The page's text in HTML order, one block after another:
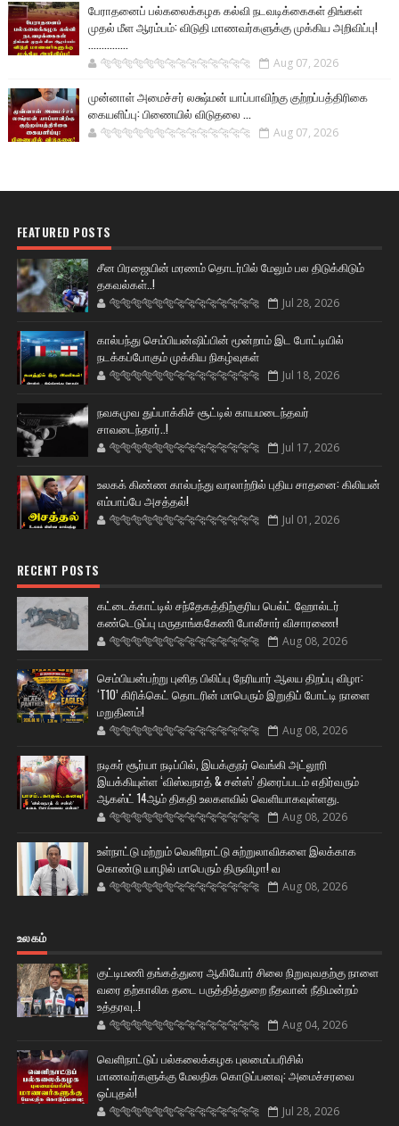
பேராதனைப் பல்கலைக்கழக கல்வி நடவடிக்கைகள் திங்கள்
முதல் மீள ஆரம்பம்: விடுதி மாணவர்களுக்கு முக்கிய அறிவிப்பு!
...............
🐅🐅🐅🐅🐅🐅🐆🐆🐆🐆🐆🐆🐆🐆 Aug 07, 2026
முன்னாள் அமைச்சர் லக்ஷ்மன் யாப்பாவிற்கு குற்றப்பத்திரிகை
கையளிப்பு: பிணையில் விடுதலை ...
🐅🐅🐅🐅🐅🐅🐆🐆🐆🐆🐆🐆🐆🐆 Aug 07, 2026
FEATURED POSTS
சீன பிரஜையின் மரணம் தொடர்பில் மேலும் பல திடுக்கிடும்
தகவல்கள்..!
🐅🐅🐅🐅🐅🐅🐆🐆🐆🐆🐆🐆🐆🐆 Jul 28, 2026
கால்பந்து செம்பியன்ஷிப்பின் மூன்றாம் இட போட்டியில்
நடக்கப்போகும் முக்கிய நிகழ்வுகள்
🐅🐅🐅🐅🐅🐅🐆🐆🐆🐆🐆🐆🐆🐆 Jul 18, 2026
நவகமுவ துப்பாக்கிச் சூட்டில் காயமடைந்தவர்
சாவடைந்தார்..!
🐅🐅🐅🐅🐅🐅🐆🐆🐆🐆🐆🐆🐆🐆 Jul 17, 2026
உலகக் கிண்ண கால்பந்து வரலாற்றில் புதிய சாதனை: கிலியன்
எம்பாப்பே அசத்தல்!
🐅🐅🐅🐅🐅🐅🐆🐆🐆🐆🐆🐆🐆🐆 Jul 01, 2026
RECENT POSTS
கட்டைக்காட்டில் சந்தேகத்திற்குரிய பெல்ட் ஹோல்டர்
கண்டெடுப்பு மருதாங்ககேணி போலீசார் விசாரணை!
🐅🐅🐅🐅🐅🐅🐆🐆🐆🐆🐆🐆🐆🐆 Aug 08, 2026
செம்பியன்பற்று புனித பிலிப்பு நேரியார் ஆலய திறப்பு விழா:
‘T10’ கிரிக்கெட் தொடரின் மாபெரும் இறுதிப் போட்டி நாளை
மறுதினம்!
🐅🐅🐅🐅🐅🐅🐆🐆🐆🐆🐆🐆🐆🐆 Aug 08, 2026
நடிகர் சூர்யா நடிப்பில், இயக்குநர் வெங்கி அட்லூரி
இயக்கியுள்ள ‘விஸ்வநாத் & சன்ஸ்’ திரைப்படம் எதிர்வரும்
ஆகஸ்ட் 14ஆம் திகதி உலகளவில் வெளியாகவுள்ளது.
🐅🐅🐅🐅🐅🐅🐆🐆🐆🐆🐆🐆🐆🐆 Aug 08, 2026
உள்நாட்டு மற்றும் வெளிநாட்டு சுற்றுலாவிகளை இலக்காக
கொண்டு யாழில் மாபெரும் திருவிழா! வ
🐅🐅🐅🐅🐅🐅🐆🐆🐆🐆🐆🐆🐆🐆 Aug 08, 2026
உலகம்
குட்டிமணி தங்கத்துரை ஆகியோர் சிலை நிறுவுவதற்கு நாளை
வரை தற்காலிக தடை பருத்தித்துறை நீதவான் நீதிமன்றம்
உத்தரவு..!
🐅🐅🐅🐅🐅🐅🐆🐆🐆🐆🐆🐆🐆🐆 Aug 04, 2026
வெளிநாட்டுப் பல்கலைக்கழக புலமைப்பரிசில்
மாணவர்களுக்கு மேலதிக கொடுப்பனவு: அமைச்சரவை
ஒப்புதல்!
🐅🐅🐅🐅🐅🐅🐆🐆🐆🐆🐆🐆🐆🐆 Jul 28, 2026